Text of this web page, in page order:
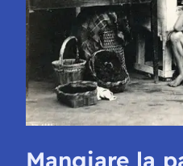
Mangiare la